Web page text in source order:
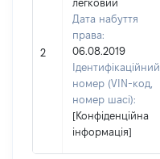
2
легковий
Дата набуття
права:
06.08.2019
Ідентифікаційний
номер (VIN-код,
номер шасі):
[Конфіденційна
інформація]